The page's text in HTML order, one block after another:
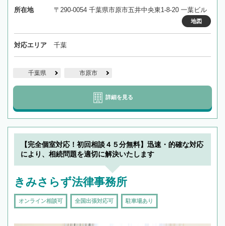
所在地 〒290-0054 千葉県市原市五井中央東1-8-20 一葉ビル
地図
対応エリア 千葉
千葉県 市原市
詳細を見る
【完全個室対応！初回相談４５分無料】迅速・的確な対応
により、相続問題を適切に解決いたします
きみさらず法律事務所
オンライン相談可 全国出張対応可 駐車場あり